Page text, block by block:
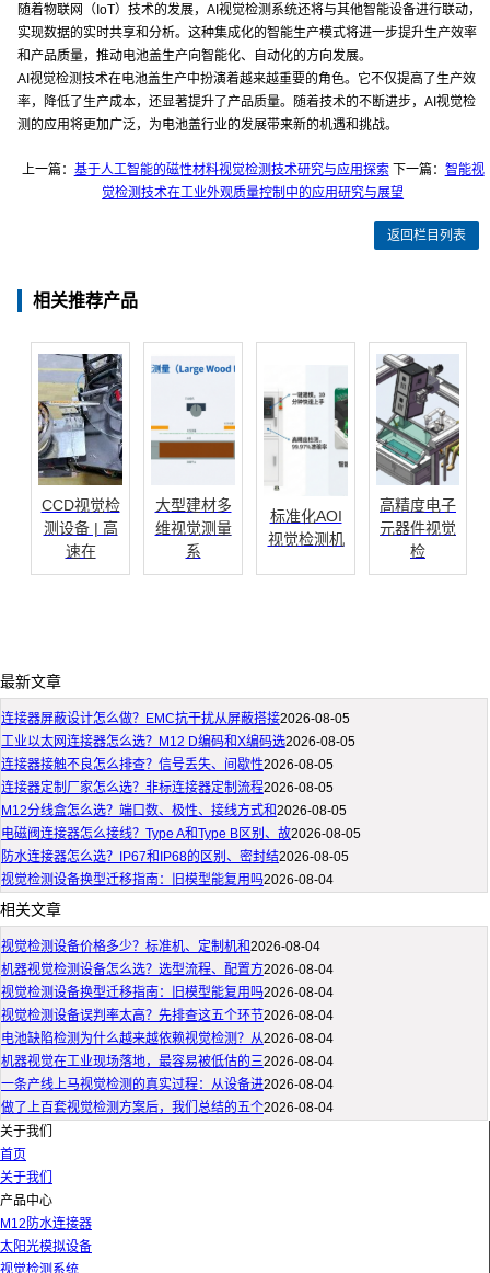
随着物联网（IoT）技术的发展，AI视觉检测系统还将与其他智能设备进行联动，
实现数据的实时共享和分析。这种集成化的智能生产模式将进一步提升生产效率
和产品质量，推动电池盖生产向智能化、自动化的方向发展。
AI视觉检测技术在电池盖生产中扮演着越来越重要的角色。它不仅提高了生产效
率，降低了生产成本，还显著提升了产品质量。随着技术的不断进步，AI视觉检
测的应用将更加广泛，为电池盖行业的发展带来新的机遇和挑战。
上一篇： 基于人工智能的磁性材料视觉检测技术研究与应用探索下一篇： 智能视
觉检测技术在工业外观质量控制中的应用研究与展望
返回栏目列表
相关推荐产品
CCD视觉检
测设备 | 高
速在
大型建材多
维视觉测量
系
标准化AOI
视觉检测机
高精度电子
元器件视觉
检
最新文章
连接器屏蔽设计怎么做？EMC抗干扰从屏蔽搭接2026-08-05
工业以太网连接器怎么选？M12 D编码和X编码选2026-08-05
连接器接触不良怎么排查？信号丢失、间歇性2026-08-05
连接器定制厂家怎么选？非标连接器定制流程2026-08-05
M12分线盒怎么选？端口数、极性、接线方式和2026-08-05
电磁阀连接器怎么接线？Type A和Type B区别、故2026-08-05
防水连接器怎么选？IP67和IP68的区别、密封结2026-08-05
视觉检测设备换型迁移指南：旧模型能复用吗2026-08-04
相关文章
视觉检测设备价格多少？标准机、定制机和2026-08-04
机器视觉检测设备怎么选？选型流程、配置方2026-08-04
视觉检测设备换型迁移指南：旧模型能复用吗2026-08-04
视觉检测设备误判率太高？先排查这五个环节2026-08-04
电池缺陷检测为什么越来越依赖视觉检测？从2026-08-04
机器视觉在工业现场落地，最容易被低估的三2026-08-04
一条产线上马视觉检测的真实过程：从设备进2026-08-04
做了上百套视觉检测方案后，我们总结的五个2026-08-04
关于我们
首页
关于我们
产品中心
M12防水连接器
太阳光模拟设备
视觉检测系统